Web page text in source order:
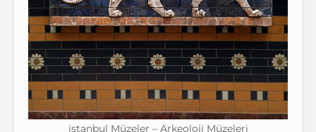
istanbul Müzeler – Arkeoloji Müzeleri